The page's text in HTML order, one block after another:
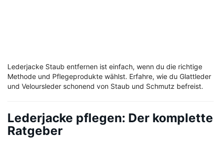
Lederjacke Staub entfernen ist einfach, wenn du die richtige
Methode und Pflegeprodukte wählst. Erfahre, wie du Glattleder
und Veloursleder schonend von Staub und Schmutz befreist.
Lederjacke pflegen: Der komplette
Ratgeber